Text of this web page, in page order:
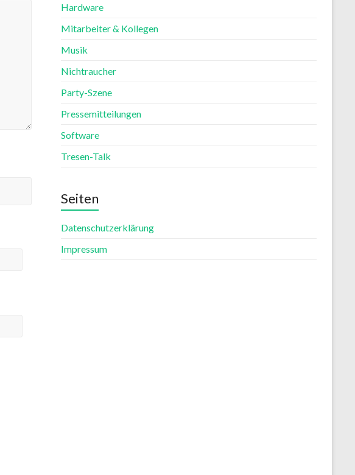
Hardware
Mitarbeiter & Kollegen
Musik
Nichtraucher
Party-Szene
Pressemitteilungen
Software
Tresen-Talk
Seiten
Datenschutzerklärung
Impressum